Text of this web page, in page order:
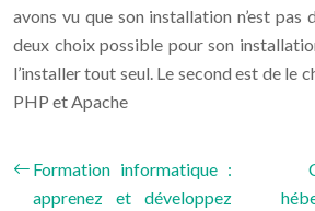
avons vu que son installation n’est
deux choix possible pour son
l’installer tout seul. Le second est de le
PHP et Apache
Formation informatique :
apprenez et développez